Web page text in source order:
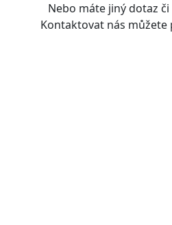
Nebo máte jiný dotaz
Kontaktovat nás